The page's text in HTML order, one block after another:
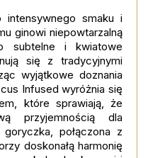
intensywnego smaku i
ginowi niepowtarzalną
subtelne i kwiatowe
się z tradycyjnymi
wyjątkowe doznania
Infused wyróżnia się
które sprawiają, że
przyjemnością dla
połączona z
doskonałą harmonię